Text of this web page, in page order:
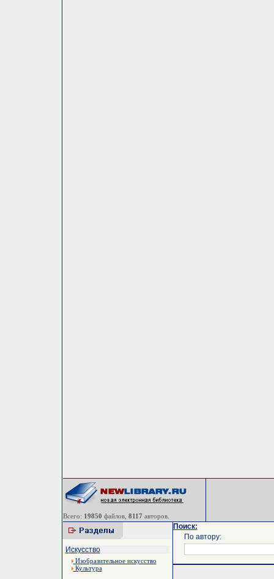
Всего: 19850 файлов, 8117 авторов.
Искусство
Изобразительное искусство
Культура
Поиск:
По автору: